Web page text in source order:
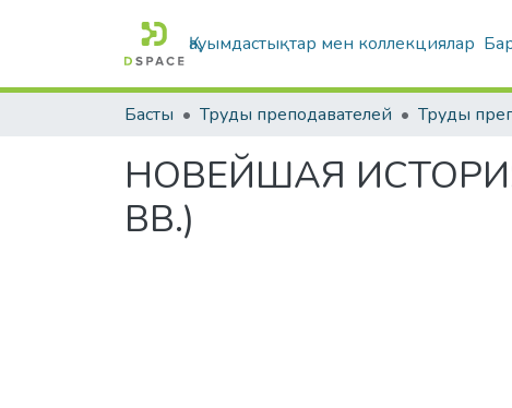
Қауымдастықтар мен коллекциялар
Басты Труды преподавателей
НОВЕЙШАЯ
ВВ.)